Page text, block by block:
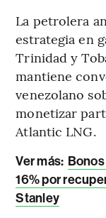
La petrolera
estrategia en
Trinidad y
mantiene
venezolano
monetizar
Atlantic LNG.
Ver más:
16% por
Stanley